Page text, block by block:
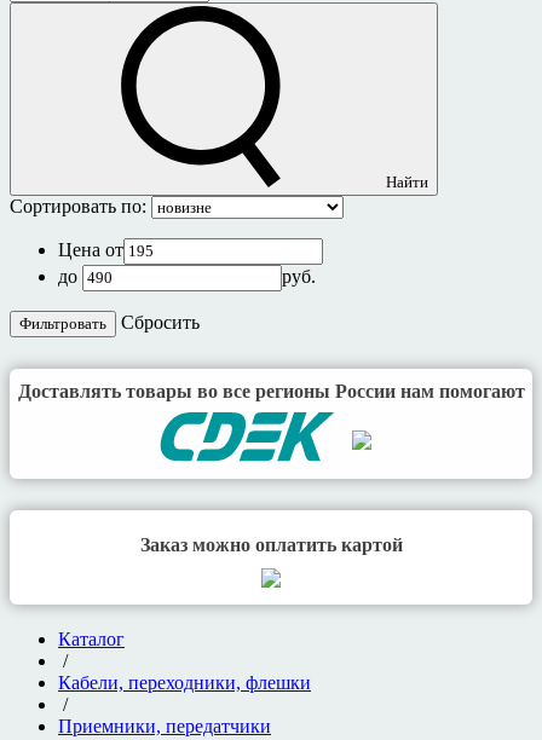
Найти
Сортировать по:
Цена от
до
руб.
Cбросить
Доставлять товары во все регионы России нам помогают
Заказ можно оплатить картой
Каталог
/
Кабели, переходники, флешки
/
Приемники, передатчики